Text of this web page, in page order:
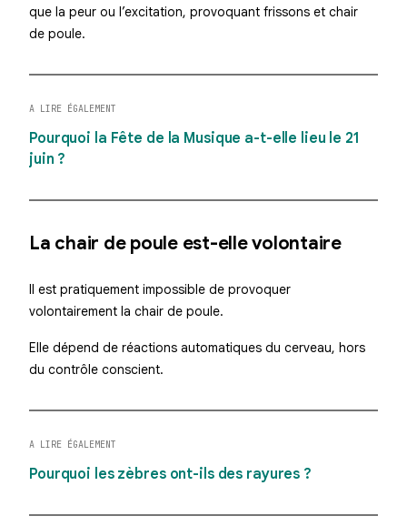
que la peur ou l’excitation, provoquant frissons et chair
de poule.
A LIRE ÉGALEMENT
Pourquoi la Fête de la Musique a-t-elle lieu le 21
juin ?
La chair de poule est-elle volontaire
Il est pratiquement impossible de provoquer
volontairement la chair de poule.
Elle dépend de réactions automatiques du cerveau, hors
du contrôle conscient.
A LIRE ÉGALEMENT
Pourquoi les zèbres ont-ils des rayures ?